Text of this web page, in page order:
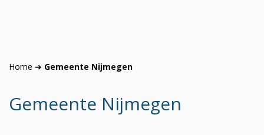
Home ➜ Gemeente Nijmegen
Gemeente Nijmegen